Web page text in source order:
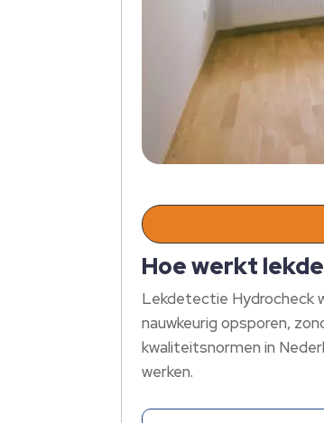
Hoe werkt
Lekdetectie Hydrocheck
nauwkeurig opsporen,
kwaliteitsnormen in
werken.​